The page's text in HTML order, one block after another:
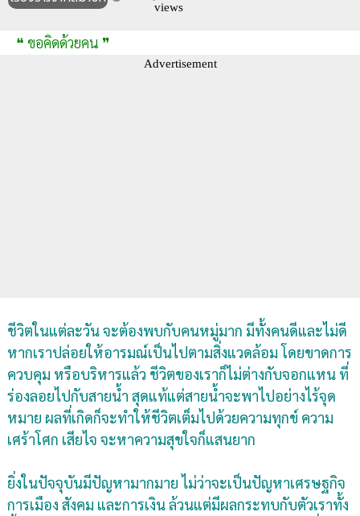
views
❝ ขอคิดด้วยคน ❞
Advertisement
ชีวิตในแต่ละวัน จะต้องพบกับคนหมู่มาก มีทั้งคนดีและไม่ดี
หากเราปล่อยให้อารมณ์เป็นไปตามสิ่งแวดล้อม โดยขาดการ
ควบคุม หรือบริหารแล้ว ชีวิตของเราก็ไม่ต่างกับจอกแหน ที่
ร่องลอยไปกับสายน้ำ สุดแท้แต่สายน้ำจะพาไปอย่างไร้จุด
หมาย ผลที่เกิดก็จะทำให้ชีวิตเต็มไปด้วยความทุกข์ ความ
เศร้าโศก เสียไจ จะหาความสุขใจก็แสนยาก
ยิ่งในปัจจุบันมีปัญหามากมาย ไม่ว่าจะเป็นปัญหาเศรษฐกิจ
การเมือง สังคม และการเงิน ล้วนแต่มีผลกระทบกับตัวเราทั้ง